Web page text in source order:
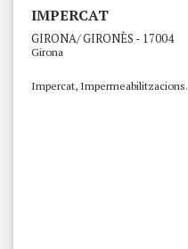
IMPERCAT
GIRONA/ GIRONÈS - 17004
Girona
Impercat, Impermeabilitzacions.